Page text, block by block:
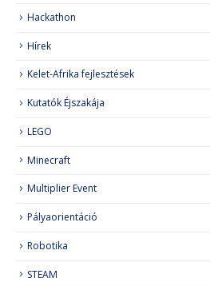
Hackathon
Hírek
Kelet-Afrika fejlesztések
Kutatók Éjszakája
LEGO
Minecraft
Multiplier Event
Pályaorientáció
Robotika
STEAM